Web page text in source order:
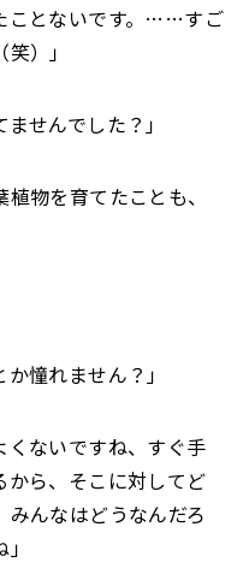
ことないです。……すご
）」
せんでした？」
物を育てたことも、
憧れません？」
ないですね、すぐ手
から、そこに対してど
んなはどうなんだろ